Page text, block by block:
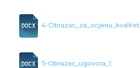
4-
5-Obrazac_ugovora_1